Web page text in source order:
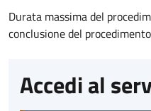
Durata massima del
conclusione del
Accedi al